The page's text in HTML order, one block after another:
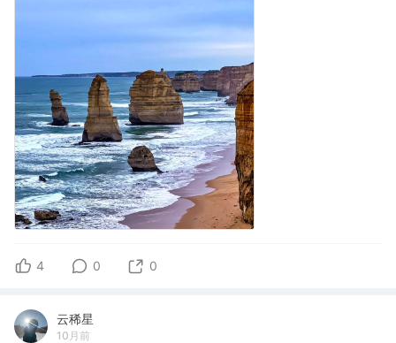
4 0 0
云稀星
10月前